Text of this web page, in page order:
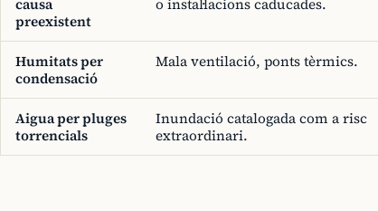
causa
preexistent
o instal·lacions caducades.
Humitats per
condensació
Mala ventilació, ponts tèrmics.
Aigua per pluges
torrencials
Inundació catalogada com a risc
extraordinari.